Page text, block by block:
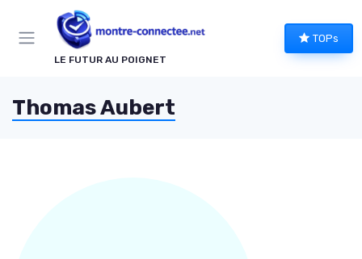
LE FUTUR AU POIGNET
TOPs
Thomas Aubert
Panneau de gestion des cookies